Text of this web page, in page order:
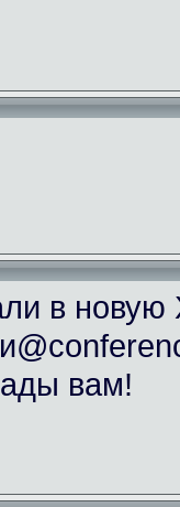
в новую
вам!